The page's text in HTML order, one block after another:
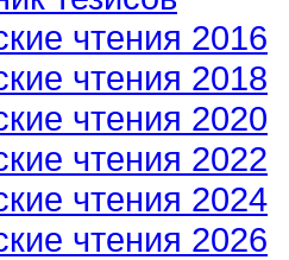
чтения 2016
чтения 2018
чтения 2020
чтения 2022
чтения 2024
чтения 2026